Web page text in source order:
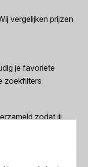
vergelijken prijzen
je favoriete
zoekfilters
zodat jij